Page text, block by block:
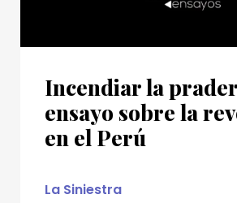
Incendiar la
ensayo sobre la
en el Perú
La Siniestra